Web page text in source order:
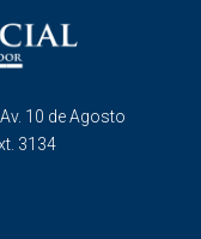
10 de Agosto
3134